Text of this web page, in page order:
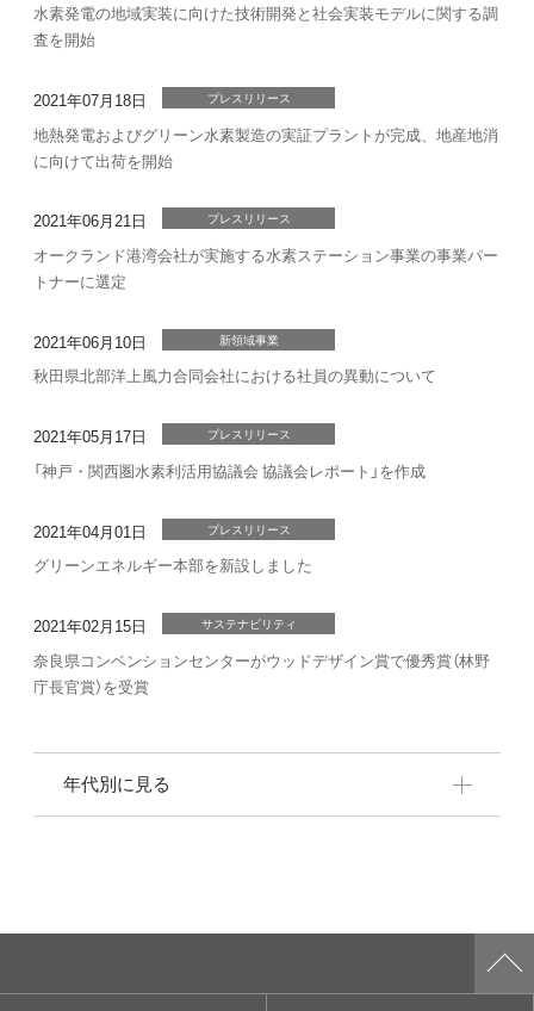
水素発電の地域実装に向けた技術開発と社会実装モデルに関する調
査を開始
2021年07月18日 プレスリリース
地熱発電およびグリーン水素製造の実証プラントが完成、地産地消
に向けて出荷を開始
2021年06月21日 プレスリリース
オークランド港湾会社が実施する水素ステーション事業の事業パー
トナーに選定
2021年06月10日 新領域事業
秋田県北部洋上風力合同会社における社員の異動について
2021年05月17日 プレスリリース
「神戸・関西圏水素利活用協議会 協議会レポート」を作成
2021年04月01日 プレスリリース
グリーンエネルギー本部を新設しました
2021年02月15日 サステナビリティ
奈良県コンベンションセンターがウッドデザイン賞で優秀賞（林野
庁長官賞）を受賞
年代別に見る